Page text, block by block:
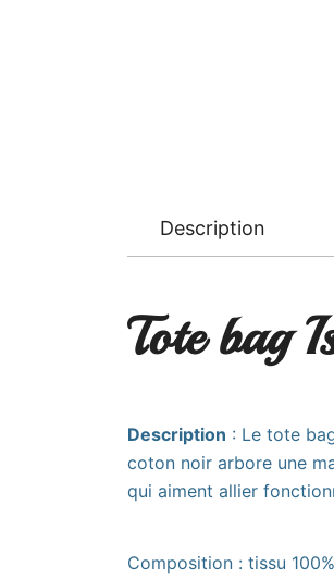
Description
Tote bag
Description : Le tote
coton noir arbore une
qui aiment allier
Composition : tissu